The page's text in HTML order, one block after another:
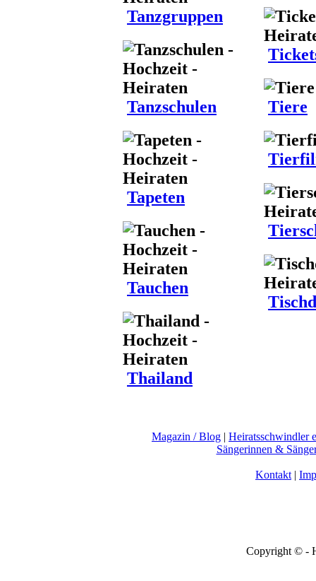
Tanzgruppen
Tanzschulen
Tapeten
Tauchen
Thailand
Tiere
Magazin / Blog | Heiratsschwindler
Sängerinnen &
Kontakt|
Copyright © -